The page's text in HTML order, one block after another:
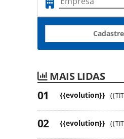
MAIS LIDAS
{{evolution}}
{{evolution}}